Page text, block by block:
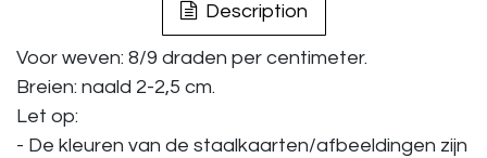
Description
Voor weven: 8/9 draden per centimeter.
Breien: naald 2-2,5 cm.
Let op:
- De kleuren van de staalkaarten/afbeeldingen zijn